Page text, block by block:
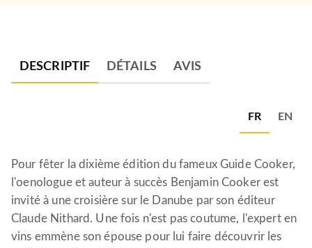
DESCRIPTIF DÉTAILS AVIS
FR EN
Pour fêter la dixième édition du fameux Guide Cooker,
l'oenologue et auteur à succès Benjamin Cooker est
invité à une croisière sur le Danube par son éditeur
Claude Nithard. Une fois n'est pas coutume, l'expert en
vins emmène son épouse pour lui faire découvrir les